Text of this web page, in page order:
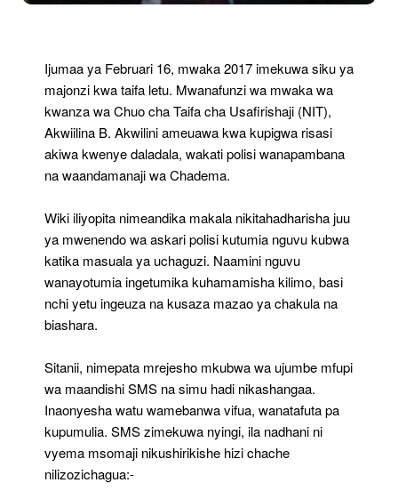
Ijumaa ya Februari 16, mwaka 2017 imekuwa siku ya
majonzi kwa taifa letu. Mwanafunzi wa mwaka wa
kwanza wa Chuo cha Taifa cha Usafirishaji (NIT),
Akwiilina B. Akwilini ameuawa kwa kupigwa risasi
akiwa kwenye daladala, wakati polisi wanapambana
na waandamanaji wa Chadema.
Wiki iliyopita nimeandika makala nikitahadharisha juu
ya mwenendo wa askari polisi kutumia nguvu kubwa
katika masuala ya uchaguzi. Naamini nguvu
wanayotumia ingetumika kuhamamisha kilimo, basi
nchi yetu ingeuza na kusaza mazao ya chakula na
biashara.
Sitanii, nimepata mrejesho mkubwa wa ujumbe mfupi
wa maandishi SMS na simu hadi nikashangaa.
Inaonyesha watu wamebanwa vifua, wanatafuta pa
kupumulia. SMS zimekuwa nyingi, ila nadhani ni
vyema msomaji nikushirikishe hizi chache
nilizozichagua:-